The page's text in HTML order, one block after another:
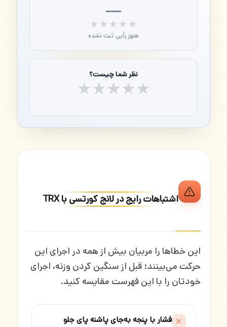
—
★★★★★
هنوز رأیی ثبت نشده
نظر شما چیست؟
★★★★★
اشتباهات رایج در لانج کورتسی با TRX
این خطاها را مربیان بیش از همه در اجرای این
حرکت می‌بینند؛ قبل از سنگین کردن وزنه، اجرای
خودتان را با این فهرست مقایسه کنید.
فشار با پنجه به‌جای پاشنه پای جلو